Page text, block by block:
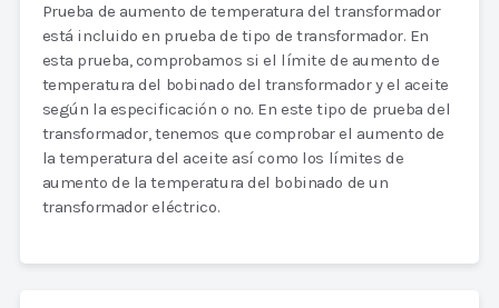
Prueba de aumento de temperatura del transformador
está incluido en prueba de tipo de transformador. En
esta prueba, comprobamos si el límite de aumento de
temperatura del bobinado del transformador y el aceite
según la especificación o no. En este tipo de prueba del
transformador, tenemos que comprobar el aumento de
la temperatura del aceite así como los límites de
aumento de la temperatura del bobinado de un
transformador eléctrico.